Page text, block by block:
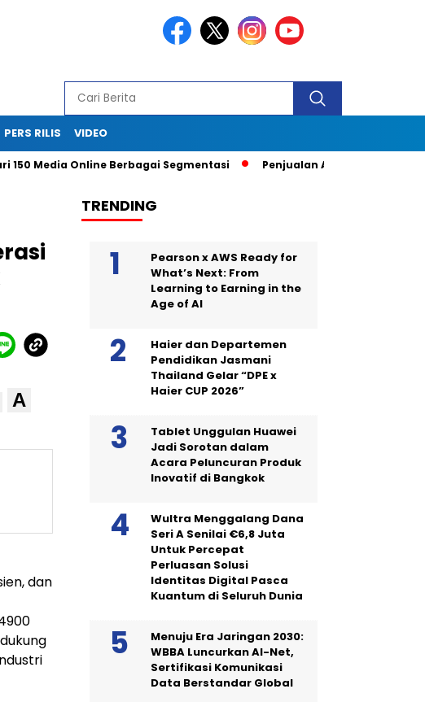
PERS RILIS VIDEO
Media Online Berbagai Segmentasi Penjualan Anjlok, Coca Cola
A
dan
TRENDING
Pearson x AWS Ready for
What’s Next: From
Learning to Earning in the
Age of AI
Haier dan Departemen
Pendidikan Jasmani
Thailand Gelar “DPE x
Haier CUP 2026”
Tablet Unggulan Huawei
Jadi Sorotan dalam
Acara Peluncuran Produk
Inovatif di Bangkok
Wultra Menggalang Dana
Seri A Senilai €6,8 Juta
Untuk Percepat
Perluasan Solusi
Identitas Digital Pasca
Kuantum di Seluruh Dunia
Menuju Era Jaringan 2030:
WBBA Luncurkan AI-Net,
Sertifikasi Komunikasi
Data Berstandar Global